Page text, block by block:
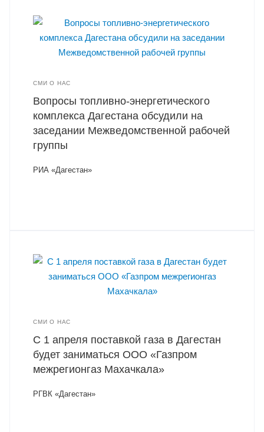
СМИ О НАС
Вопросы топливно-энергетического
комплекса Дагестана обсудили на
заседании Межведомственной рабочей
группы
РИА «Дагестан»
СМИ О НАС
С 1 апреля поставкой газа в Дагестан
будет заниматься ООО «Газпром
межрегионгаз Махачкала»
РГВК «Дагестан»